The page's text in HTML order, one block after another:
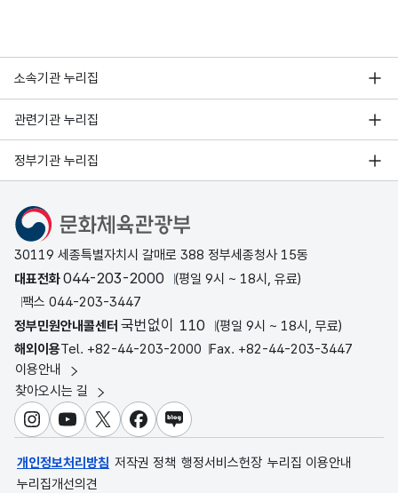
소속기관 누리집
관련기관 누리집
정부기관 누리집
문화체육관광부
30119 세종특별자치시 갈매로 388 정부세종청사 15동
대표전화044-203-2000
(평일 9시 ~ 18시, 유료)
팩스 044-203-3447
정부민원안내콜센터 국번없이 110
(평일 9시 ~ 18시, 무료)
해외이용Tel. +82-44-203-2000 Fax. +82-44-203-3447
이용안내
찾아오시는 길
인스타그램
유튜브X 페이스북
블로그
개인정보처리방침 저작권 정책 행정서비스헌장 누리집 이용안내
누리집개선의견